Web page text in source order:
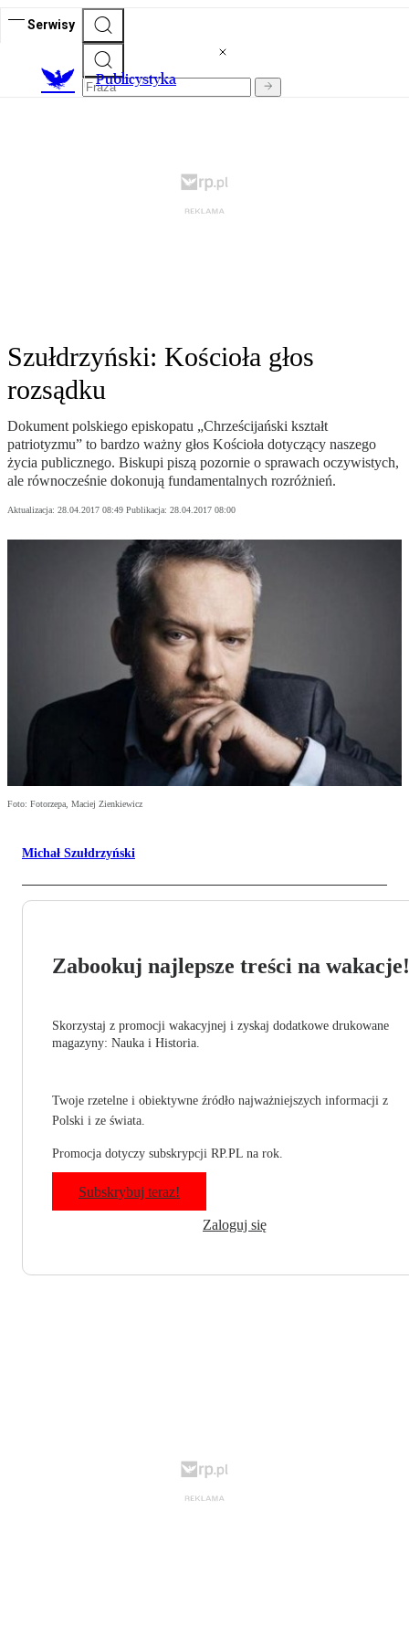
Serwisy
Publicystyka
Szułdrzyński: Kościoła głos
rozsądku
Dokument polskiego episkopatu „Chrześcijański kształt
patriotyzmu” to bardzo ważny głos Kościoła dotyczący naszego
życia publicznego. Biskupi piszą pozornie o sprawach oczywistych,
ale równocześnie dokonują fundamentalnych rozróżnień.
Aktualizacja: 28.04.2017 08:49 Publikacja: 28.04.2017 08:00
Foto: Fotorzepa, Maciej Zienkiewicz
Michał Szułdrzyński
Zabookuj najlepsze treści na wakacje!
Skorzystaj z promocji wakacyjnej i zyskaj dodatkowe drukowane
magazyny: Nauka i Historia.
Twoje rzetelne i obiektywne źródło najważniejszych informacji z
Polski i ze świata.
Promocja dotyczy subskrypcji RP.PL na rok.
Subskrybuj teraz!
Zaloguj się